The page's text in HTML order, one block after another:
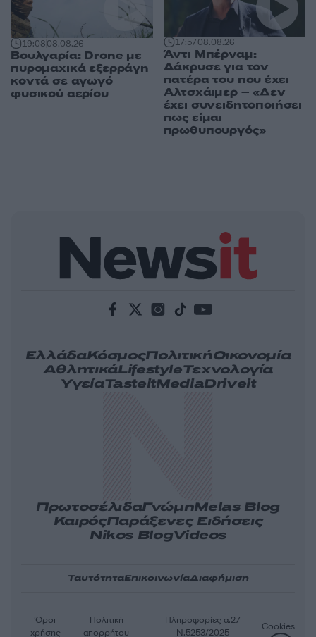
19:0808.08.26
Βουλγαρία: Drone με
πυρομαχικά εξερράγη
κοντά σε αγωγό
φυσικού αερίου
17:5708.08.26
Άντι Μπέρναμ:
Δάκρυσε για τον
πατέρα του που έχει
Αλτσχάιμερ – «Δεν
έχει συνειδητοποιήσει
πως είμαι
πρωθυπουργός»
ΕλλάδαΚόσμοςΠολιτικήΟικονομία
ΑθλητικάLifestyleΤεχνολογία
ΥγείαTasteitMediaDriveit
ΠρωτοσέλιδαΓνώμηMelas Blog
ΚαιρόςΠαράξενες Ειδήσεις
Nikos BlogVideos
ΤαυτότηταΕπικοινωνίαΔιαφήμιση
Όροι
χρήσης
Πολιτική
απορρήτου
Πληροφορίες α.27
Ν.5253/2025
Cookies